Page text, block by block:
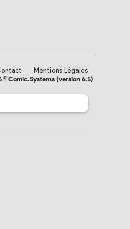
Mentions Légales
© Comic.Systems (version 6.5)